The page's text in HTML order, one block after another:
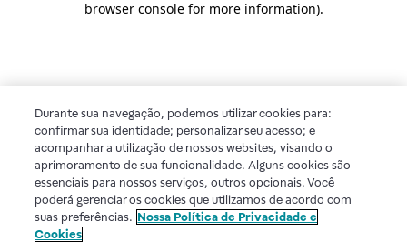
browser console for more information).
Durante sua navegação, podemos utilizar cookies para:
confirmar sua identidade; personalizar seu acesso; e
acompanhar a utilização de nossos websites, visando o
aprimoramento de sua funcionalidade. Alguns cookies são
essenciais para nossos serviços, outros opcionais. Você
poderá gerenciar os cookies que utilizamos de acordo com
suas preferências. Nossa Política de Privacidade e
Cookies